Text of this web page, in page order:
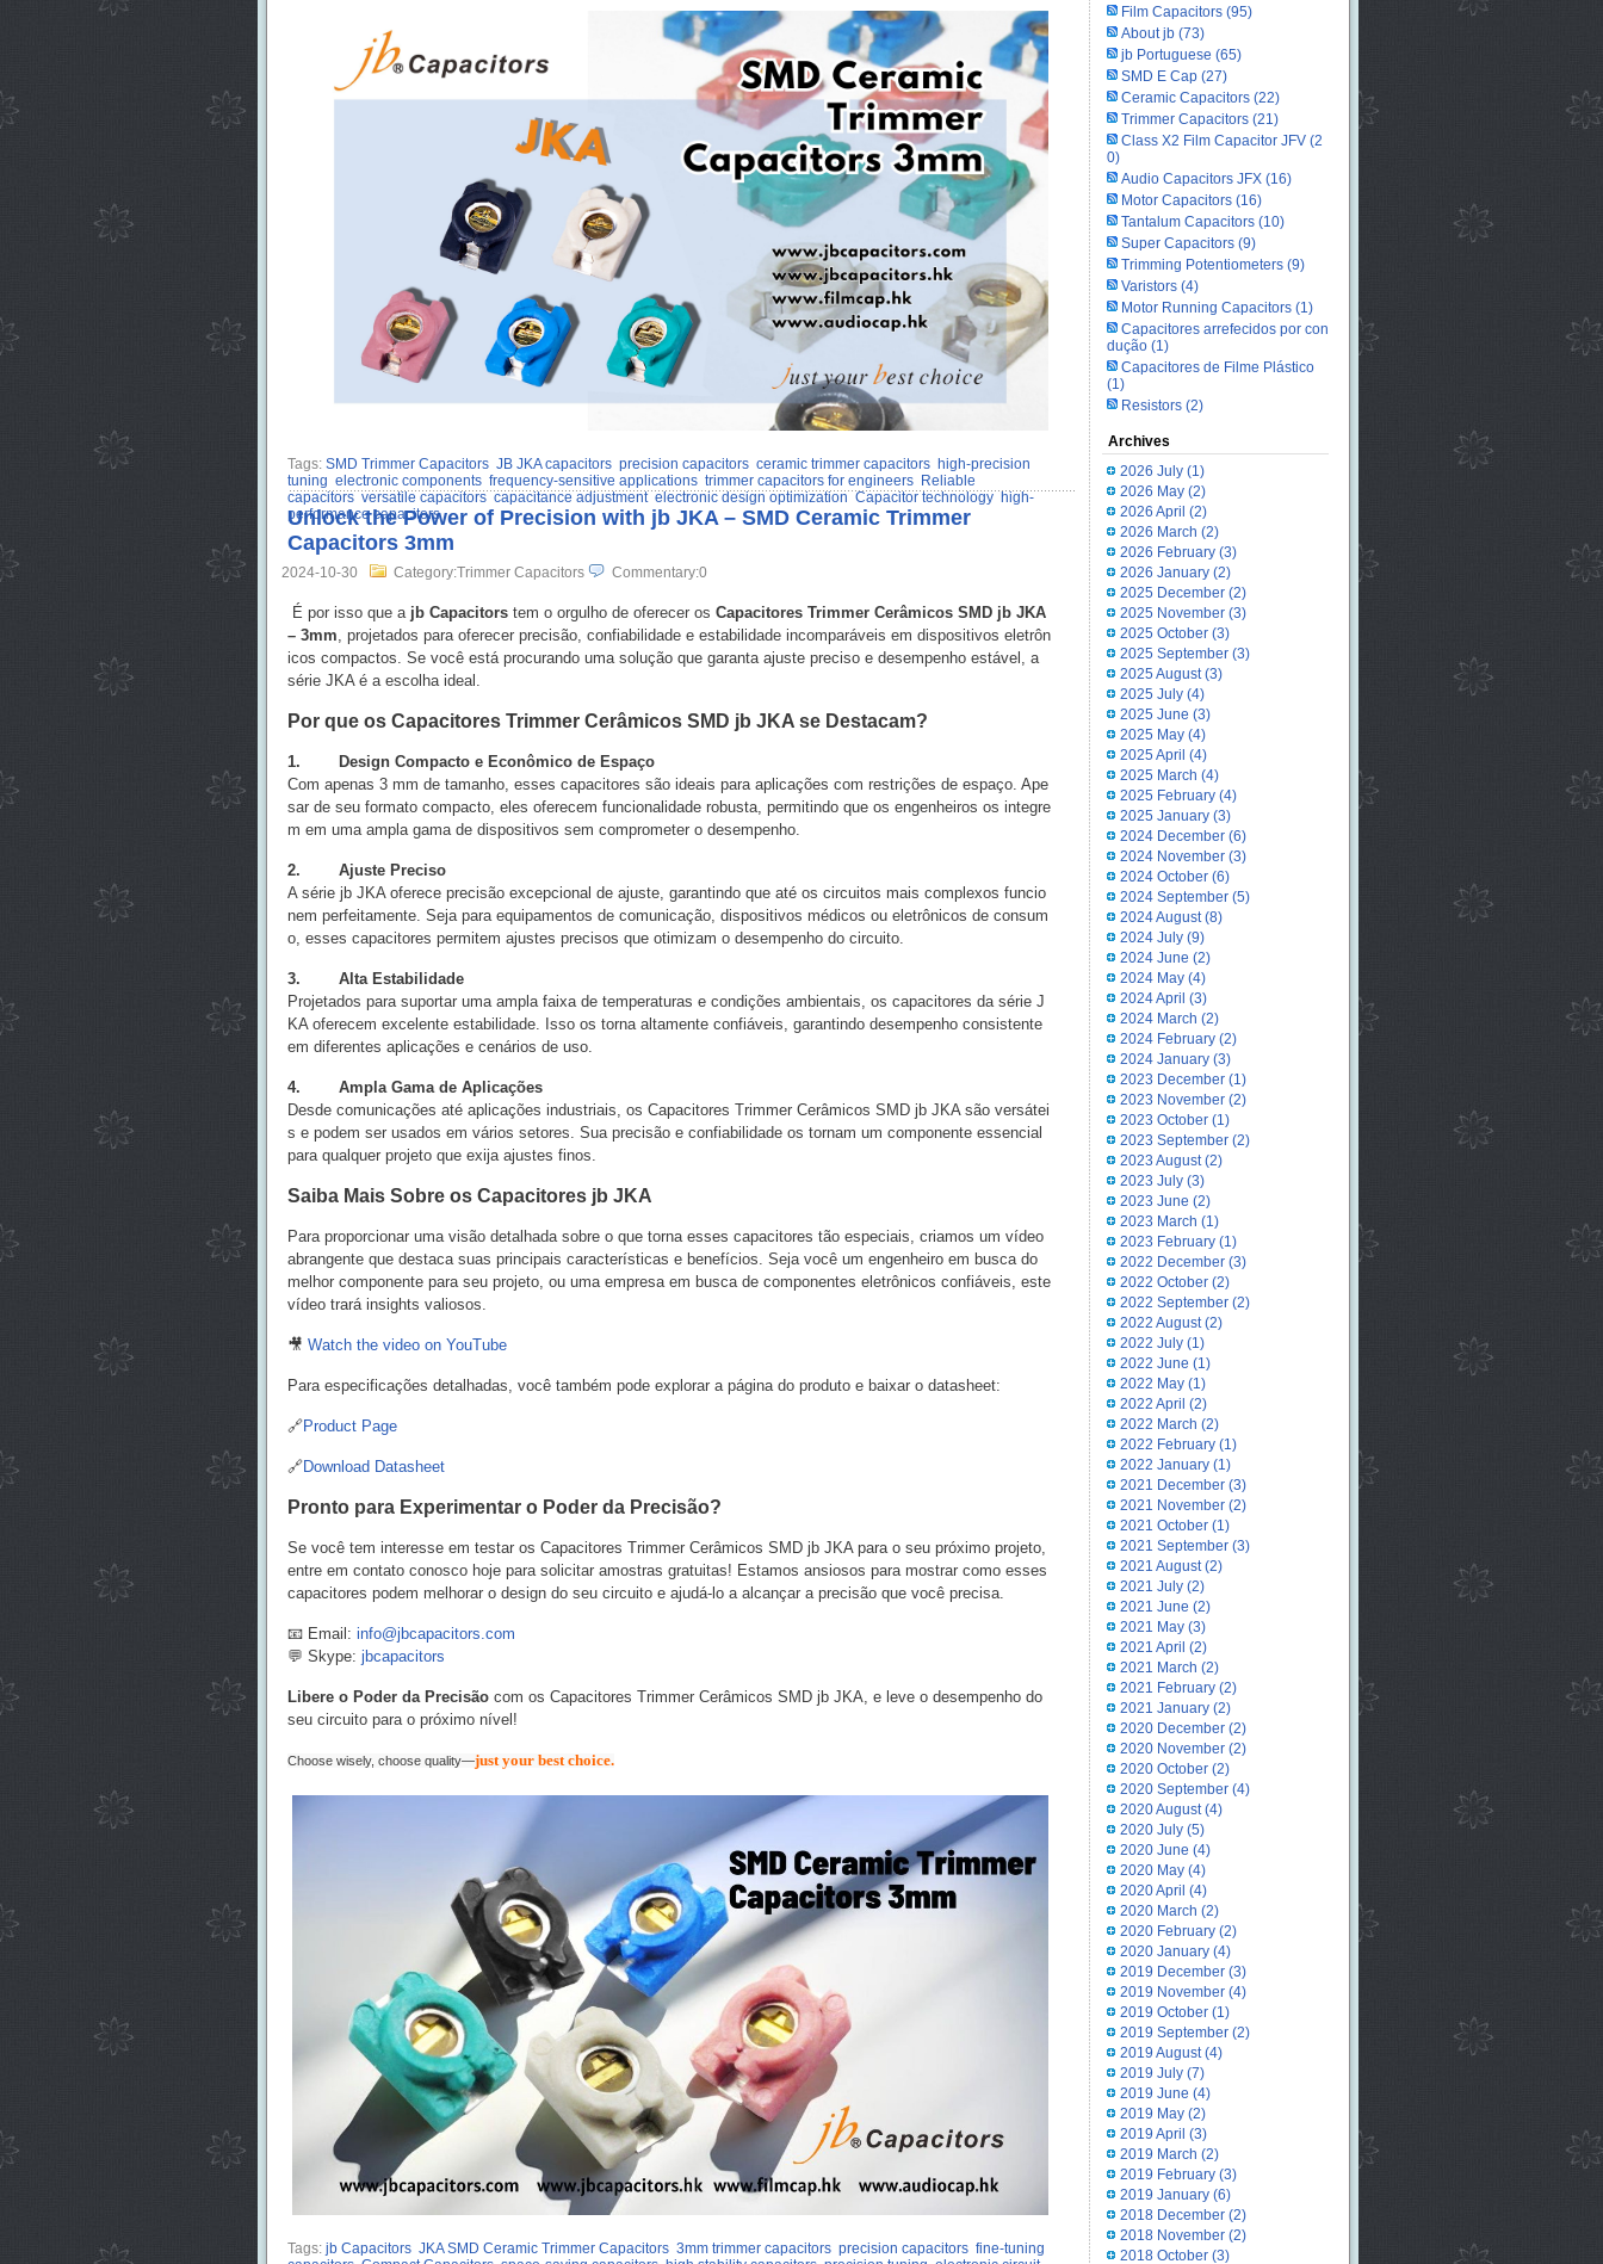
Tags: SMD Trimmer Capacitors JB JKA capacitors precision capacitors ceramic trimmer capacitors
high-precision
tuning electronic components frequency-sensitive applications trimmer capacitors for engineers
Reliable
capacitors versatile capacitors capacitance adjustment electronic design optimization Capacitor technology
high-
performance capacitors
Unlock the Power of Precision with jb JKA – SMD Ceramic Trimmer
Capacitors 3mm
2024-10-30 Category:Trimmer Capacitors Commentary:0
É por isso que a jb Capacitorstem o orgulho de oferecer os Capacitores Trimmer Cerâmicos SMD jb JKA
– 3mm, projetados para oferecer precisão, confiabilidade e estabilidade incomparáveis em dispositivos eletrôn
icos compactos. Se você está procurando uma solução que garanta ajuste preciso e desempenho estável, a
série JKA é a escolha ideal.
Por que os Capacitores Trimmer Cerâmicos SMD jb JKA se Destacam?
1. Design Compacto e Econômico de Espaço
Com apenas 3 mm de tamanho, esses capacitores são ideais para aplicações com restrições de espaço. Ape
sar de seu formato compacto, eles oferecem funcionalidade robusta, permitindo que os engenheiros os integre
m em uma ampla gama de dispositivos sem comprometer o desempenho.
2. Ajuste Preciso
A série jb JKA oferece precisão excepcional de ajuste, garantindo que até os circuitos mais complexos funcio
nem perfeitamente. Seja para equipamentos de comunicação, dispositivos médicos ou eletrônicos de consum
o, esses capacitores permitem ajustes precisos que otimizam o desempenho do circuito.
3. Alta Estabilidade
Projetados para suportar uma ampla faixa de temperaturas e condições ambientais, os capacitores da série J
KA oferecem excelente estabilidade. Isso os torna altamente confiáveis, garantindo desempenho consistente
em diferentes aplicações e cenários de uso.
4. Ampla Gama de Aplicações
Desde comunicações até aplicações industriais, os Capacitores Trimmer Cerâmicos SMD jb JKA são versátei
s e podem ser usados em vários setores. Sua precisão e confiabilidade os tornam um componente essencial
para qualquer projeto que exija ajustes finos.
Saiba Mais Sobre os Capacitores jb JKA
Para proporcionar uma visão detalhada sobre o que torna esses capacitores tão especiais, criamos um vídeo
abrangente que destaca suas principais características e benefícios. Seja você um engenheiro em busca do
melhor componente para seu projeto, ou uma empresa em busca de componentes eletrônicos confiáveis, este
vídeo trará insights valiosos.
🎥 Watch the video on YouTube
Para especificações detalhadas, você também pode explorar a página do produto e baixar o datasheet:
🔗Product Page
🔗Download Datasheet
Pronto para Experimentar o Poder da Precisão?
Se você tem interesse em testar os Capacitores Trimmer Cerâmicos SMD jb JKA para o seu próximo projeto,
entre em contato conosco hoje para solicitar amostras gratuitas! Estamos ansiosos para mostrar como esses
capacitores podem melhorar o design do seu circuito e ajudá-lo a alcançar a precisão que você precisa.
📧 Email: info@jbcapacitors.com
💬 Skype: jbcapacitors
Libere o Poder da Precisãocom os Capacitores Trimmer Cerâmicos SMD jb JKA, e leve o desempenho do
seu circuito para o próximo nível!
Choose wisely, choose quality—just your best choice.
Tags: jb Capacitors JKA SMD Ceramic Trimmer Capacitors 3mm trimmer capacitors precision capacitors fine-tuning
Film Capacitors(95)
About jb(73)
jb Portuguese (65)
SMD E Cap(27)
Ceramic Capacitors(22)
Trimmer Capacitors(21)
Class X2 Film Capacitor JFV(2
0)
Audio Capacitors JFX(16)
Motor Capacitors (16)
Tantalum Capacitors(10)
Super Capacitors(9)
Trimming Potentiometers(9)
Varistors(4)
Motor Running Capacitors(1)
Capacitores arrefecidos por con
dução(1)
Capacitores de Filme Plástico
(1)
Resistors(2)
Archives
2026 July(1)
2026 May(2)
2026 April (2)
2026 March (2)
2026 February(3)
2026 January(2)
2025 December(2)
2025 November(3)
2025 October(3)
2025 September(3)
2025 August(3)
2025 July(4)
2025 June (3)
2025 May(4)
2025 April (4)
2025 March (4)
2025 February(4)
2025 January(3)
2024 December(6)
2024 November(3)
2024 October(6)
2024 September(5)
2024 August(8)
2024 July(9)
2024 June (2)
2024 May(4)
2024 April (3)
2024 March (2)
2024 February(2)
2024 January(3)
2023 December(1)
2023 November(2)
2023 October(1)
2023 September(2)
2023 August(2)
2023 July(3)
2023 June (2)
2023 March (1)
2023 February(1)
2022 December(3)
2022 October(2)
2022 September(2)
2022 August(2)
2022 July(1)
2022 June (1)
2022 May(1)
2022 April (2)
2022 March (2)
2022 February(1)
2022 January(1)
2021 December(3)
2021 November(2)
2021 October(1)
2021 September(3)
2021 August(2)
2021 July(2)
2021 June (2)
2021 May(3)
2021 April (2)
2021 March (2)
2021 February(2)
2021 January(2)
2020 December(2)
2020 November(2)
2020 October(2)
2020 September(4)
2020 August(4)
2020 July(5)
2020 June (4)
2020 May(4)
2020 April (4)
2020 March (2)
2020 February(2)
2020 January(4)
2019 December(3)
2019 November(4)
2019 October(1)
2019 September(2)
2019 August(4)
2019 July(7)
2019 June (4)
2019 May(2)
2019 April (3)
2019 March (2)
2019 February(3)
2019 January(6)
2018 December(2)
2018 November(2)
2018 October(3)